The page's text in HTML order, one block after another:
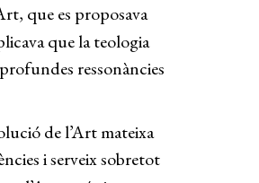
que es proposava
que la teologia
ressonàncies
de l’Art mateixa
i serveix sobretot